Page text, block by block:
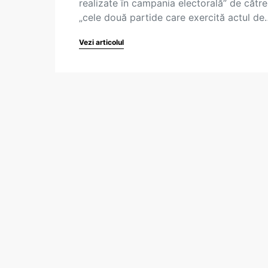
realizate în campania electorală” de către
„cele două partide care exercită actul
Vezi articolul